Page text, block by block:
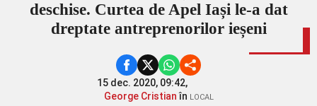
deschise. Curtea de Apel Iași le-a dat
dreptate antreprenorilor ieșeni
15 dec. 2020, 09:42,
George Cristianîn LOCAL